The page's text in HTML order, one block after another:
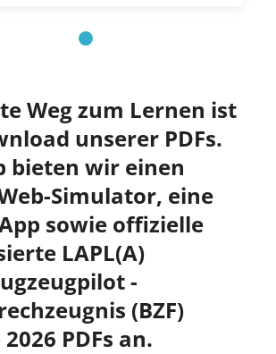
Weg zum Lernen ist
unserer PDFs.
bieten wir einen
Simulator, eine
sowie offizielle
LAPL(A)
-
(BZF)
PDFs an.